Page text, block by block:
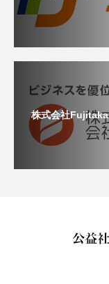
株式会社Fujitaka